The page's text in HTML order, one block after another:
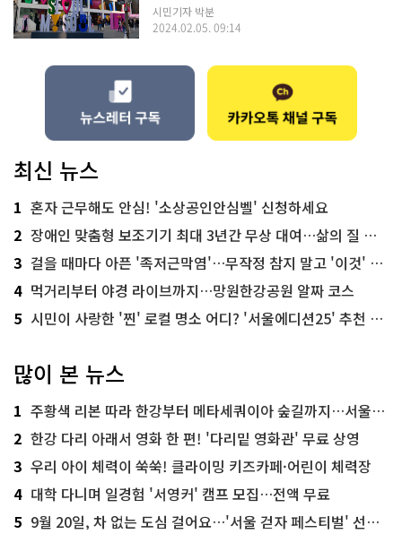
시민기자 박분
2024.02.05. 09:14
최신 뉴스
1 혼자 근무해도 안심! '소상공인안심벨' 신청하세요
2 장애인 맞춤형 보조기기 최대 3년간 무상 대여…삶의 질 높인다
3 걸을 때마다 아픈 '족저근막염'…무작정 참지 말고 '이것' 해보세요!
4 먹거리부터 야경 라이브까지…망원한강공원 알짜 코스
5 시민이 사랑한 '찐' 로컬 명소 어디? '서울에디션25' 추천 코스
많이 본 뉴스
1 주황색 리본 따라 한강부터 메타세쿼이아 숲길까지…서울둘레길 15코스
2 한강 다리 아래서 영화 한 편! '다리밑 영화관' 무료 상영
3 우리 아이 체력이 쑥쑥! 클라이밍 키즈카페·어린이 체력장
4 대학 다니며 일경험 '서영커' 캠프 모집…전액 무료
5 9월 20일, 차 없는 도심 걸어요…'서울 걷자 페스티벌' 선착순 5천명